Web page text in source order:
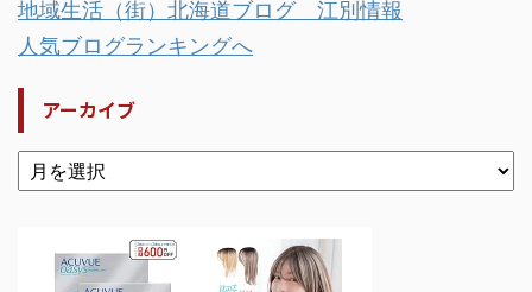
地域生活（街）北海道ブログ 江別情報
人気ブログランキングへ
アーカイブ